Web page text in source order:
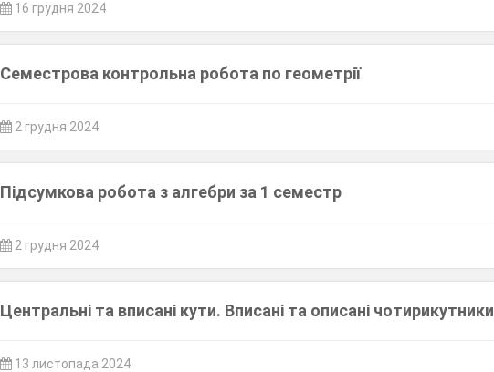
16 грудня 2024
Семестрова контрольна робота по геометрії
2 грудня 2024
Підсумкова робота з алгебри за 1 семестр
2 грудня 2024
Центральні та вписані кути. Вписані та описані чотирикутники
13 листопада 2024